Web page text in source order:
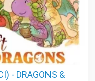
- DRAGONS &